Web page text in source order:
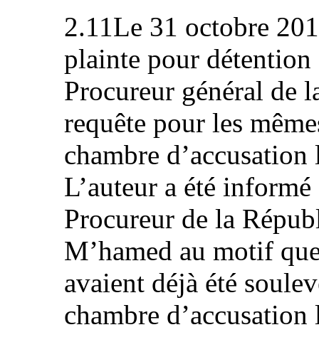
2.11Le 31 octobre
plainte pour
Procureur général de
requête pour les
chambre
L’auteur a été
Procureur de la
M’hamed au motif
avaient déjà été
chambre